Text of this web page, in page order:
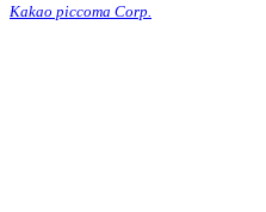
Kakao piccoma Corp.